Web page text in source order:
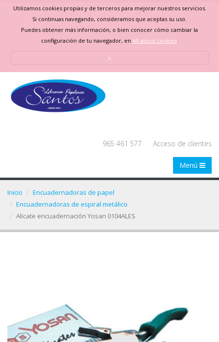
Utilizamos cookies propias y de terceros para mejorar nuestros servicios.
Si continuas navegando, consideramos que aceptas su uso.
Puedes obtener más información, o bien conocer cómo cambiar la
configuración de tu navegador, en All about cookies.
x
965 461 577 Acceso de clientes
Menú
Inicio
Encuadernadoras de papel
Encuadernadoras de espiral metálico
Alicate encuadernación Yosan 0104ALES